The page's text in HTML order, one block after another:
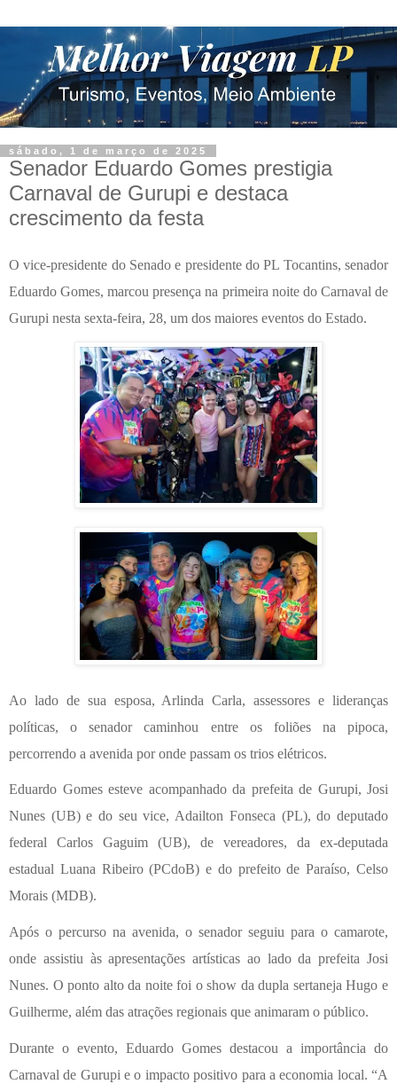
sábado, 1 de março de 2025
Senador Eduardo Gomes prestigia
Carnaval de Gurupi e destaca
crescimento da festa
O vice-presidente do Senado e presidente do PL Tocantins, senador
Eduardo Gomes, marcou presença na primeira noite do Carnaval de
Gurupi nesta sexta-feira, 28, um dos maiores eventos do Estado.
Ao lado de sua esposa, Arlinda Carla, assessores e lideranças
políticas, o senador caminhou entre os foliões na pipoca,
percorrendo a avenida por onde passam os trios elétricos.
Eduardo Gomes esteve acompanhado da prefeita de Gurupi, Josi
Nunes (UB) e do seu vice, Adailton Fonseca (PL), do deputado
federal Carlos Gaguim (UB), de vereadores, da ex-deputada
estadual Luana Ribeiro (PCdoB) e do prefeito de Paraíso, Celso
Morais (MDB).
Após o percurso na avenida, o senador seguiu para o camarote,
onde assistiu às apresentações artísticas ao lado da prefeita Josi
Nunes. O ponto alto da noite foi o show da dupla sertaneja Hugo e
Guilherme, além das atrações regionais que animaram o público.
Durante o evento, Eduardo Gomes destacou a importância do
Carnaval de Gurupi e o impacto positivo para a economia local. “A